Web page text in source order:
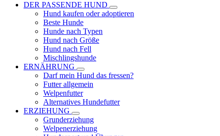
DER PASSENDE HUND
Hund kaufen oder adoptieren
Beste Hunde
Hunde nach Typen
Hund nach Größe
Hund nach Fell
Mischlingshunde
ERNÄHRUNG
Darf mein Hund das fressen?
Futter allgemein
Welpenfutter
Alternatives Hundefutter
ERZIEHUNG
Grunderziehung
Welpenerziehung